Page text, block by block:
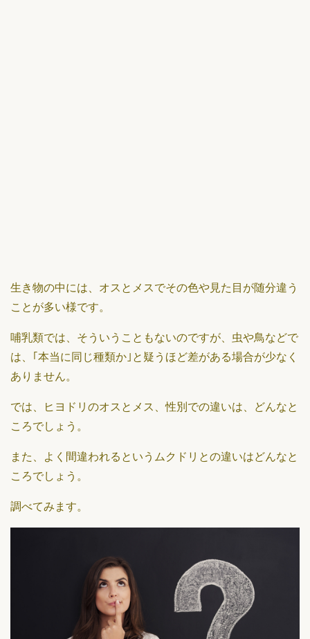
生き物の中には、オスとメスでその色や見た目が随分違う
ことが多い様です。
哺乳類では、そういうこともないのですが、虫や鳥などで
は、｢本当に同じ種類か｣と疑うほど差がある場合が少なく
ありません。
では、ヒヨドリのオスとメス、性別での違いは、どんなと
ころでしょう。
また、よく間違われるというムクドリとの違いはどんなと
ころでしょう。
調べてみます。